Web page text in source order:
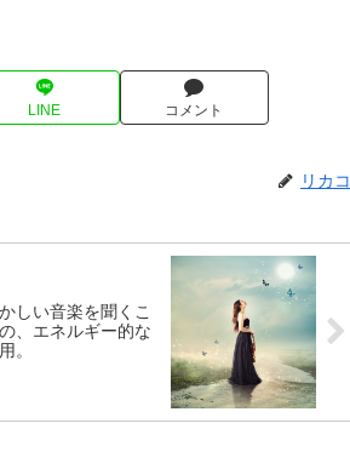
LINE コメント
リカコ
しい音楽を聞くこ
、エネルギー的な
。